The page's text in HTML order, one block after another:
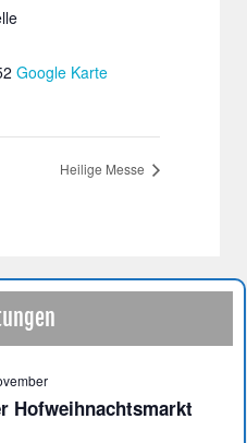
Google Karte
Heilige Messe
Hofweihnachtsmarkt